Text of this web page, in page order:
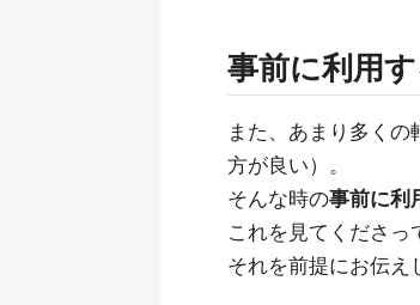
事前に利用
また、あまり多く
方が良い）。
そんな時の事前に利
これを見てくださっ
それを前提にお伝え